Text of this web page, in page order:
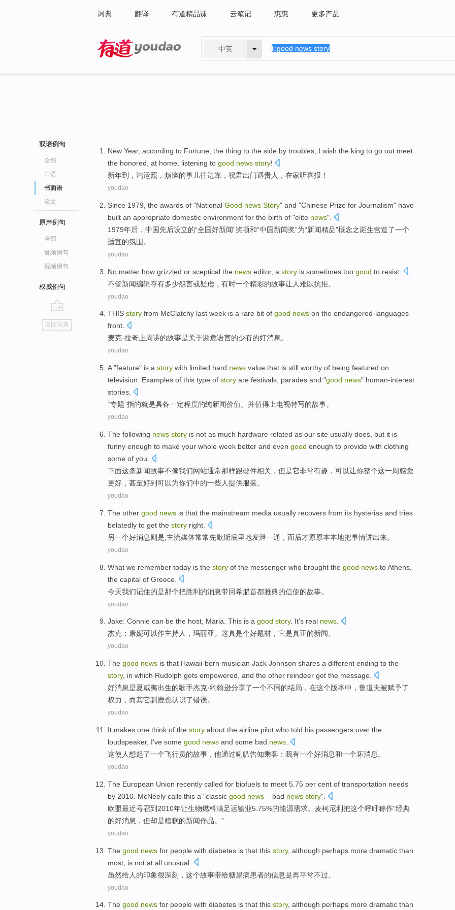
词典 翻译 有道精品课 云笔记 惠惠 更多产品
中英
双语例句
全部
口语
书面语
论文
原声例句
全部
音频例句
视频例句
权威例句
go
top
返回词典
New Year, according to Fortune, the thing to the side by troubles , I wish the king to go out meet
the honored at home listening to good news story!
新年到 ， 鸿运照 ， 烦恼的事儿往边靠 ， 祝君出门遇贵人 ， 在家听喜报！
youdao
Since 1979, the awards of "National Good news Story" and "Chinese Prize for Journalism" have
built an appropriate domestic environment for the birth of "elite news".
1979年后， 中国先后设立的“全国好新闻”奖项和“中国新闻奖”为“新闻精品”概念之诞生营造了一个
适宜的氛围 。
youdao
No matter how grizzled or sceptical the news editor, a story is sometimes too good to resist
不管新闻编辑存有多少怨言或疑虑 ， 有时一个精彩的故事让人难以抗拒。
youdao
THIS story from McClatchy last week is a rare bit of good news on the endangered-languages
front.
麦克·拉奇上周讲的故事是关于濒危语言的少有的好消息。
youdao
A "feature" is a story with limited hard news value that is still worthy of being featured on
television . Examples of this type of story are festivals, parades and "good news" human-interest
stories.
“专题”指的就是具备一定程度的纯新闻价值 并值得 上电视特写的故事。
youdao
The following news story is not as much hardware related as our site usually does but it is
funny enough to make your whole week better and even good enough to provide with clothing
some of you
下面这条新闻故事不像我们网站通常那样跟硬件相关 ， 但是它非常有趣， 可以让你整个这一周感觉
更好 ， 甚至好到可以为你们中的一些人提供服装。
youdao
The other good news is that the mainstream media usually recovers from its hysterias and tries
belatedly to get the story right
另一个好消息则是 主流媒体常常先歇斯底里地发泄一通， 而后才原原本本地把事情讲出来。
youdao
What we remember today is the story of the messenger who brought the good news toAthens
the capital of Greece
今天我们记住的是那个把胜利的消息带回希腊首都雅典的信使的故事。
youdao
Jake: Connie can be the host, Maria. This is a good story. It's real news.
杰克 ： 康妮可以作主持人 ， 玛丽亚。 这真是个好题材 ， 它是真正的新闻。
youdao
The good news is that Hawaii-born musician Jack Johnson shares a different ending to the
story, in which Rudolph gets empowered and the other reindeer get the message.
好消息是夏威夷出生的歌手杰克·约翰逊分享了一个不同的结局 ， 在这个版本中，鲁道夫被赋予了
权力 ， 而其它驯鹿也认识了错误。
youdao
It makes one think of the story about the airline pilot who told his passengers over the
loudspeaker, I've some good news and some bad news
这使 人想起了一个飞行员的故事 ， 他通过喇叭告知乘客 ： 我有一个好消息和一个坏消息 。
youdao
The European Union recently called for biofuels to meet 5.75 per cent of transportation needs
by 2010. McNeely calls this a "classic good news – bad news story".
欧盟最近号召到 2010年让生物燃料满足运输业5.75%的能源需求。 麦柯尼利把这个呼吁称作“经典
的好消息 ，但却是糟糕的新闻作品。”
youdao
The good news for people with diabetes is that this story, although perhaps more dramatic than
most, is not at all unusual
虽然给人 的印象很深刻 ， 这个故事带给糖尿病患者的信息是再平常不过。
youdao
The good news for people with diabetes is that this story, although perhaps more dramatic than